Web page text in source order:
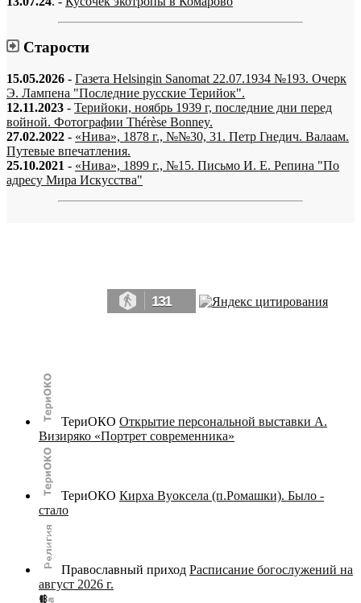
Старости
15.05.2026 - Газета Helsingin Sanomat 22.07.1934 №193. Очерк
Э. Лампена "Последние русские Терийок".
12.11.2023 - Терийоки, ноябрь 1939 г, последние дни перед
войной. Фотографии Thérèse Bonney.
27.02.2022 - «Нива», 1878 г., №№30, 31. Петр Гнедич. Валаам.
Путевые впечатления.
25.10.2021 - «Нива», 1899 г., №15. Письмо И. Е. Репина "По
адресу Мира Искусства"
131
ТериОКО Открытие персональной выставки А.
Визиряко «Портрет современника»
ТериОКО Кирха Вуоксела (п.Ромашки). Было -
стало
Православный приход Расписание богослужений на
август 2026 г.